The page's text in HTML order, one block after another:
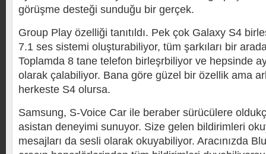
görüşme desteği sunduğu bir gerçek.
Group Play özelliği tanıtıldı. Pek çok Galaxy S4
7.1 ses sistemi oluşturabiliyor, tüm şarkıları bir
Toplamda 8 tane telefon birleşrbiliyor ve hepsinde
olarak çalabiliyor. Bana göre güzel bir özellik ama
herkeste S4 olursa.
Samsung, S-Voice Car ile beraber sürücülere
asistan deneyimi sunuyor. Size gelen bildirimleri
mesajları da sesli olarak okuyabiliyor. Aracınızda